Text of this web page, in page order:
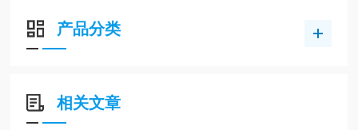
产品分类
相关文章